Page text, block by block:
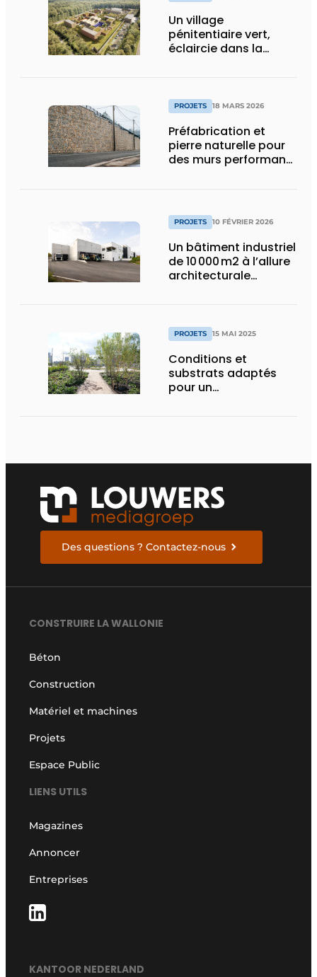
Un village
pénitentiaire vert,
éclaircie dans la
PROJETS 18 MARS 2026
Préfabrication et
pierre naturelle pour
des murs performants
PROJETS 10 FÉVRIER 2026
Un bâtiment industriel
de 10 000 m2 à l’allure
architecturale
PROJETS 15 MAI 2025
Conditions et
substrats adaptés
pour un
Des questions ? Contactez-nous
CONSTRUIRE LA WALLONIE
Béton
Construction
Matériel et machines
Projets
Espace Public
LIENS UTILS
Magazines
Annoncer
Entreprises
KANTOOR NEDERLAND